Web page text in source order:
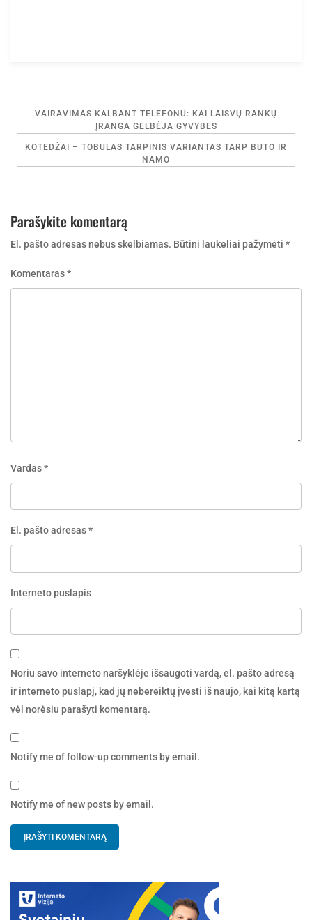
Navigacija
tarp
įrašų
VAIRAVIMAS KALBANT TELEFONU: KAI LAISVŲ RANKŲ
ĮRANGA GELBĖJA GYVYBES
KOTEDŽAI – TOBULAS TARPINIS VARIANTAS TARP BUTO IR
NAMO
Parašykite komentarą
El. pašto adresas nebus skelbiamas. Būtini laukeliai pažymėti *
Komentaras*
Vardas*
El. pašto adresas*
Interneto puslapis
Noriu savo interneto naršyklėje išsaugoti vardą, el. pašto adresą
ir interneto puslapį, kad jų nebereiktų įvesti iš naujo, kai kitą kartą
vėl norėsiu parašyti komentarą.
Notify me of follow-up comments by email.
Notify me of new posts by email.